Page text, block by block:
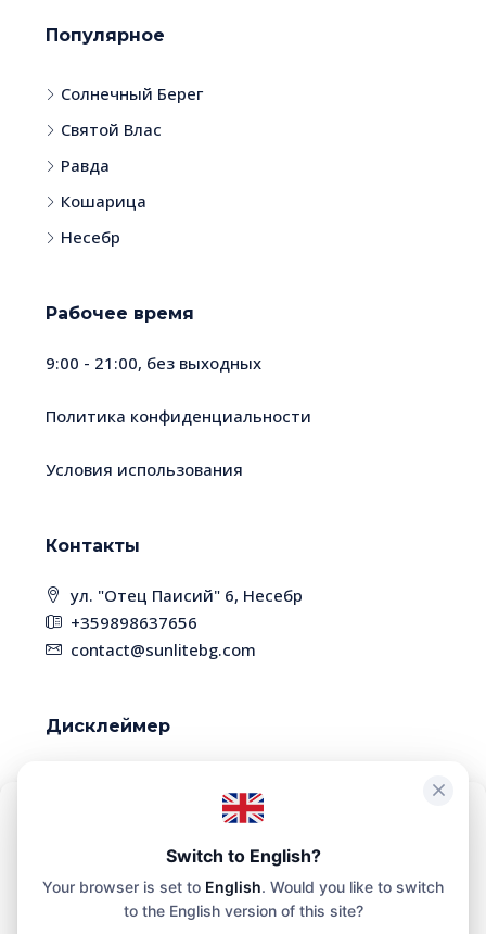
Чтобы обеспечить максимальное удобство, мы используем такие
технологии, как файлы cookie, для хранения и/или доступа к
информации о вашем устройстве. Согласие на использование
этих технологий позволит нам обрабатывать на этом сайте такие
данные, как история просмотра или уникальные
Популярное
Солнечный Берег
Святой Влас
Равда
Кошарица
Несебр
Рабочее время
9:00 - 21:00, без выходных
Политика конфиденциальности
Условия использования
Контакты
ул. "Отец Паисий" 6, Несебр
+359898637656
contact@sunlitebg.com
Дисклеймер
некоторые объекты недвижимости могут быть
уже проданы. Пожалуйста, уточняйте наличие
и актуальность информации у менеджера
Switch to English?
Your browser is set to English. Would you like to switch
to the English version of this site?